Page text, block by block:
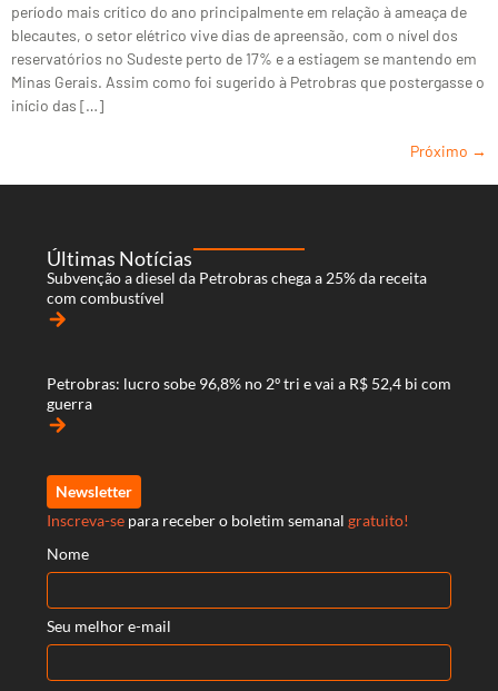
período mais crítico do ano principalmente em relação à ameaça de
blecautes, o setor elétrico vive dias de apreensão, com o nível dos
reservatórios no Sudeste perto de 17% e a estiagem se mantendo em
Minas Gerais. Assim como foi sugerido à Petrobras que postergasse o
início das […]
Próximo →
Últimas Notícias
Subvenção a diesel da Petrobras chega a 25% da receita
com combustível
arrow_forward
Petrobras: lucro sobe 96,8% no 2º tri e vai a R$ 52,4 bi com
guerra
arrow_forward
Newsletter
Inscreva-se para receber o boletim semanal gratuito!
Nome
Seu melhor e-mail